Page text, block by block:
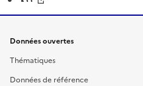
Données ouvertes
Thématiques
Données de référence